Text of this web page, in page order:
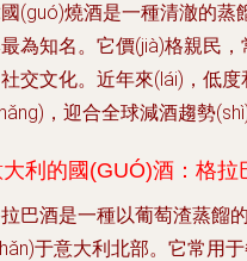
(guó)燒酒是一種清澈的蒸
為知名。它價(jià)格親民
交文化。近年來(lái)，低
，迎合全球減酒趨勢(shì)
利的國(GUÓ)酒：格拉
巴酒是一種以葡萄渣蒸餾
于意大利北部。它常用